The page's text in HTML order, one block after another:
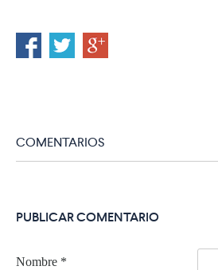
COMENTARIOS
PUBLICAR COMENTARIO
Nombre *